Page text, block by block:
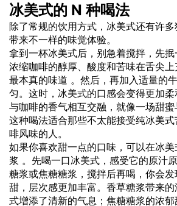
冰美式的 N 种喝法
除了常规的饮用方式，冰美式还有许
带来不一样的味觉体验。
拿到一杯冰美式后，别急着搅拌，先
浓缩咖啡的醇厚、酸度和苦味在舌尖
最本真的味道 。然后，再加入适量的
匀。这时，冰美式的口感会变得更加
与咖啡的香气相互交融，就像一场甜蜜
这种喝法适合那些不太能接受纯冰美
啡风味的人。
如果你喜欢甜一点的口味，可以在冰
浆 。先喝一口冰美式，感受它的原汁
糖浆或焦糖糖浆，搅拌后再喝，你会
甜，层次感更加丰富。香草糖浆带来
式增添了清新的气息；焦糖糖浆的浓